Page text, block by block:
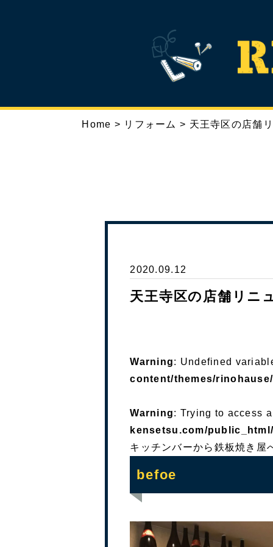
TOP ABOUT
Home > リフォーム > 天王寺区の店舗
2020.09.12
天王寺区の店舗リニ
Warning: Undefined
content/themes/
Warning: Trying to access
kensetsu.com/
キッチンバーから鉄板焼き屋
befoe